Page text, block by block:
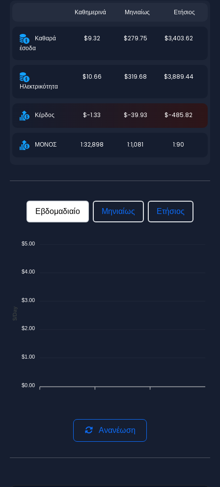
Καθημερινά Μηνιαίως Ετήσιος
Καθαρά
έσοδα
$9.32 $279.75 $3,403.62
Ηλεκτρικότητα
$10.66 $319.68 $3,889.44
Κέρδος $-1.33 $-39.93 $-485.82
ΜΟΝΟΣ 1:32,898 1:1,081 1:90
Εβδομαδιαίο Μηνιαίως Ετήσιος
$5.00
$4.00
$3.00
$2.00
$1.00
$0.00
$/Day
Ανανέωση